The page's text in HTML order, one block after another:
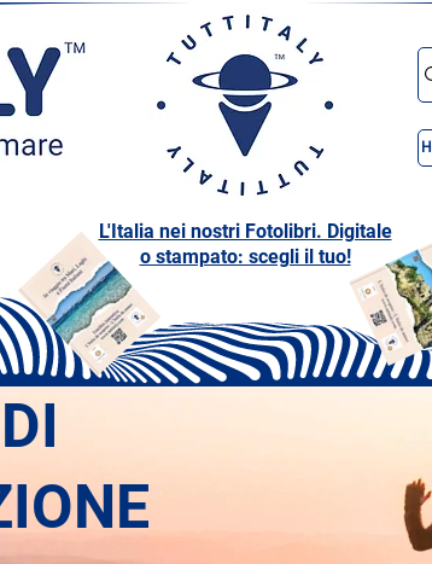
L'Italia nei nostri Fotolibri. Digitale
o stampato: scegli il tuo!